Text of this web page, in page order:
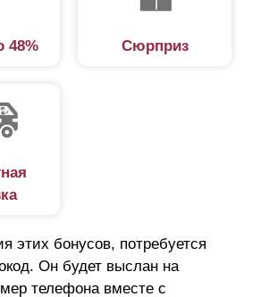
и не является обязательным,
иметь эстетическое значение.
48% Сюрприз
этих бонусов, потребуется
Он будет выслан на
телефона вместе с